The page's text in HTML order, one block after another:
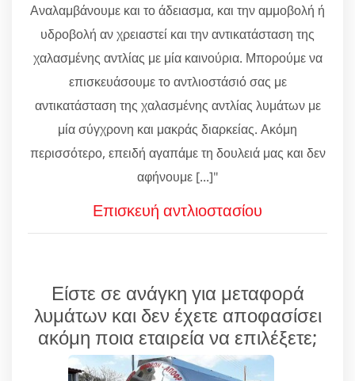
Αναλαμβάνουμε και το άδειασμα, και την αμμοβολή ή
υδροβολή αν χρειαστεί και την αντικατάσταση της
χαλασμένης αντλίας με μία καινούρια. Μπορούμε να
επισκευάσουμε το αντλιοστάσιό σας με
αντικατάσταση της χαλασμένης αντλίας λυμάτων με
μία σύγχρονη και μακράς διαρκείας. Ακόμη
περισσότερο, επειδή αγαπάμε τη δουλειά μας και δεν
αφήνουμε [...]"
Επισκευή αντλιοστασίου
Είστε σε ανάγκη για μεταφορά
λυμάτων και δεν έχετε αποφασίσει
ακόμη ποια εταιρεία να επιλέξετε;